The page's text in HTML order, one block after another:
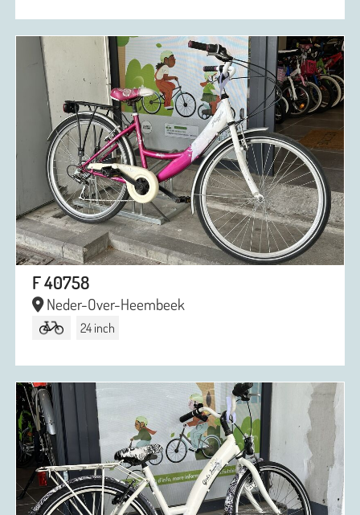
F 40758
Neder-Over-Heembeek
24 inch